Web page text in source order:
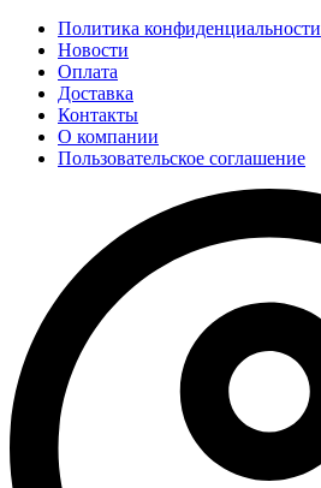
Политика конфиденциальности
Новости
Оплата
Доставка
Контакты
О компании
Пользовательское соглашение